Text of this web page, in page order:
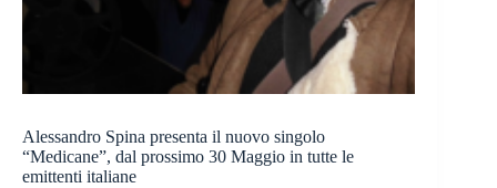
Alessandro Spina presenta il nuovo singolo
“Medicane”, dal prossimo 30 Maggio in tutte le
emittenti italiane